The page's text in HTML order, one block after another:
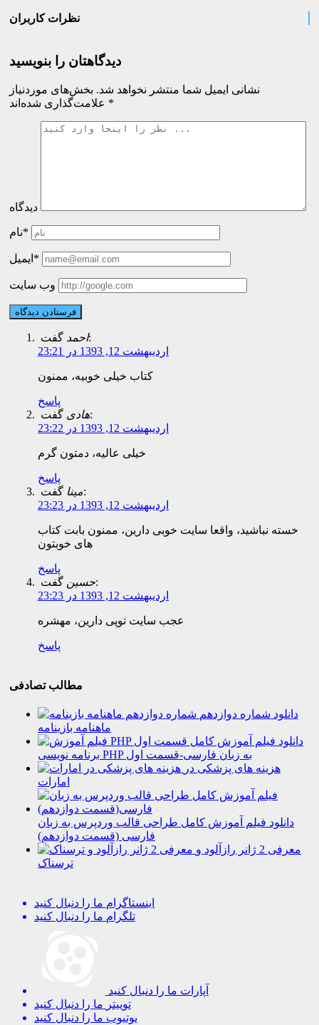
نظرات کاربران
دیدگاهتان را بنویسید
نشانی ایمیل شما منتشر نخواهد شد. بخش‌های موردنیاز
*
دیدگاه
نام*
ایمیل*
وب سایت
احمدگفت:
اردیبهشت 12, 1393 در 23:21
کتاب خیلی خوبیه، ممنون
پاسخ
هادیگفت:
اردیبهشت 12, 1393 در 23:22
خیلی عالیه، دمتون گرم
پاسخ
میناگفت:
اردیبهشت 12, 1393 در 23:23
خسته نباشید، واقعا سایت خوبی دارین، ممنون بابت کتاب
های خوبتون
پاسخ
حسینگفت:
اردیبهشت 12, 1393 در 23:23
عجب سایت توپی دارین، مهشره
پاسخ
مطالب تصادفی
دانلود شماره دوازدهم
ماهنامه بازینامه
دانلود فیلم آموزش کامل
برنامه نویسی PHP به زبان فارسی-قسمت اول
هزینه های پزشکی در
امارات
دانلود فیلم آموزش کامل طراحی قالب وردپرس به زبان
فارسی (قسمت دوازدهم)
معرفی 2 ژانر رازآلود و
ترسناک
اینستاگرام ما را دنبال کنید
تلگرام ما را دنبال کنید
آپارات ما را دنبال کنید
توییتر ما را دنبال کنید
یوتیوب ما را دنبال کنید